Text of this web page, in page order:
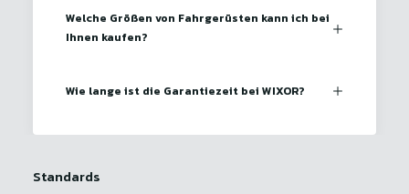
Welche Größen von Fahrgerüsten kann ich bei
Ihnen kaufen?
Wie lange ist die Garantiezeit bei WIXOR?
Standards